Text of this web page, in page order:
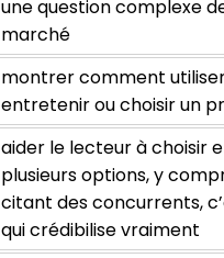
une question complexe
marché
montrer comment
entretenir ou choisir un
aider le lecteur à choisir
plusieurs options, y
citant des concurrents,
qui crédibilise vraiment